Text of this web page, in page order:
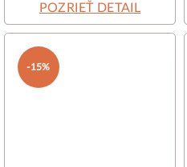
POZRIEŤ DETAIL
-15%